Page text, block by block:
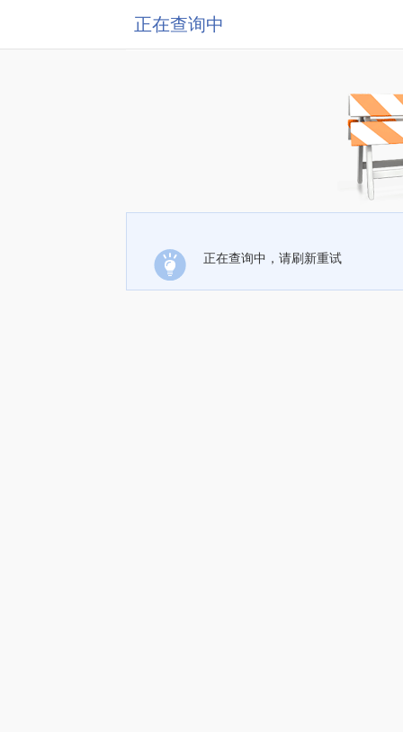
正在查询中
正在查询中，请刷新重试